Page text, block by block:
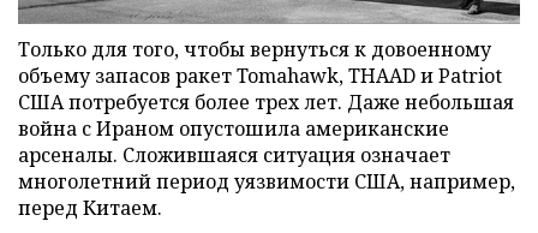
Только для того, чтобы вернуться к довоенному
объему запасов ракет Tomahawk, THAAD и Patriot
США потребуется более трех лет. Даже небольшая
война с Ираном опустошила американские
арсеналы. Сложившаяся ситуация означает
многолетний период уязвимости США, например,
перед Китаем.